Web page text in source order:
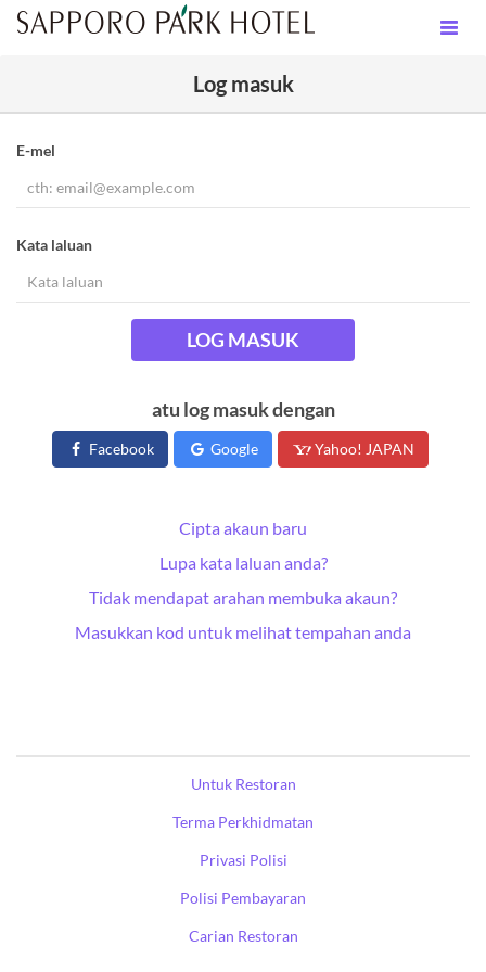
Log masuk
E-mel
Kata laluan
LOG MASUK
atu log masuk dengan
Facebook Google Yahoo! JAPAN
Cipta akaun baru
Lupa kata laluan anda?
Tidak mendapat arahan membuka akaun?
Masukkan kod untuk melihat tempahan anda
Untuk Restoran
Terma Perkhidmatan
Privasi Polisi
Polisi Pembayaran
Carian Restoran